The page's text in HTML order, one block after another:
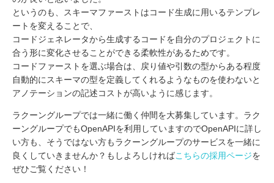
というのも、スキーマファーストはコード生成に用いるテンプレ
ートを変えることで、
コードジェネレータから生成するコードを自分のプロジェクトに
合う形に変化させることができる柔軟性があるためです。
コードファーストを選ぶ場合は、戻り値や引数の型からある程度
自動的にスキーマの型を定義してくれるようなものを使わないと
アノテーションの記述コストが高いように感じます。
ラクーングループでは一緒に働く仲間を大募集しています。ラク
ーングループでもOpenAPIを利用していますのでOpenAPIに詳し
い方も、そうではない方もラクーングループのサービスを一緒に
良くしていきませんか？もしよろしければこちらの採用ページを
ぜひご覧ください！